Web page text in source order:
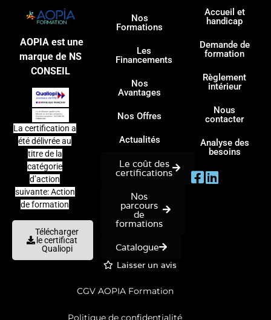
AOPIA est une
marque de NS
CONSEIL
La certification a
été délivrée au
titre de la
catégorie
d’action
suivante: Action
de formation
Télécharger
le certificat
Qualiopi
Nos
Formations
Les
Financements
Nos
Avantages
Nos Offres
Actualités
Le coût des
certifications
Nos
parcours
de
formations
Catalogue
Laisser un avis
Accueil et
handicap
Demande de
formation
Règlement
intérieur
Nous
contacter
Analyse des
besoins
CGV AOPIA Formation
Politique de confidentialité